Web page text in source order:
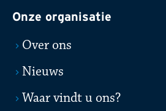
Onze organisatie
Over ons
Nieuws
Waar vindt u ons?